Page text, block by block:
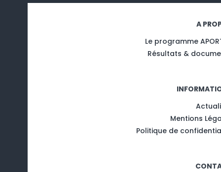
A
Le programme
Résultats &
Mentions
Politique de